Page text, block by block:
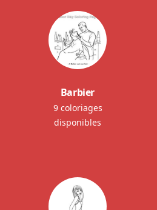
Barbier
9 coloriages
disponibles